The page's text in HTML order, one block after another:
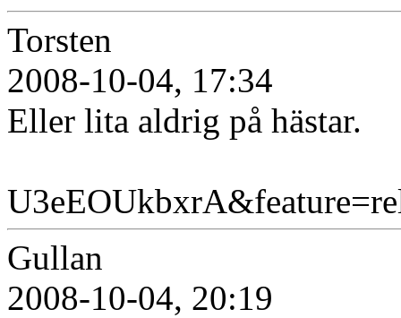
Torsten
2008-10-04, 17:34
Eller lita aldrig på hästar.
Gullan
2008-10-04, 20:19